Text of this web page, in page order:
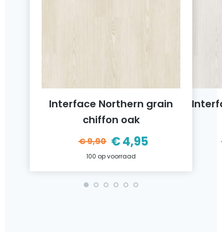
Interface Northern grain
chiffon oak
€9,90
Oorspronkelijke
prijs
was:
€4,95
Huidige
prijs
is:
100 op voorraad